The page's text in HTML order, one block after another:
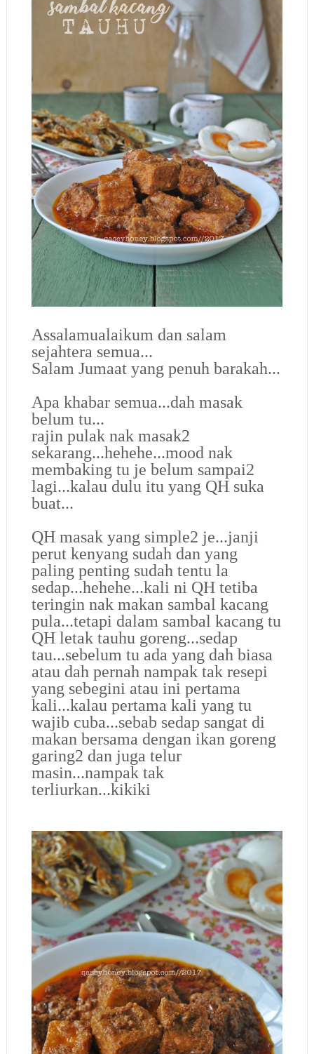
Assalamualaikum dan salam
sejahtera semua...
Salam Jumaat yang penuh barakah...
Apa khabar semua...dah masak
belum tu...
rajin pulak nak masak2
sekarang...hehehe...mood nak
membaking tu je belum sampai2
lagi...kalau dulu itu yang QH suka
buat...
QH masak yang simple2 je...janji
perut kenyang sudah dan yang
paling penting sudah tentu la
sedap...hehehe...kali ni QH tetiba
teringin nak makan sambal kacang
pula...tetapi dalam sambal kacang tu
QH letak tauhu goreng...sedap
tau...sebelum tu ada yang dah biasa
atau dah pernah nampak tak resepi
yang sebegini atau ini pertama
kali...kalau pertama kali yang tu
wajib cuba...sebab sedap sangat di
makan bersama dengan ikan goreng
garing2 dan juga telur
masin...nampak tak
terliurkan...kikiki